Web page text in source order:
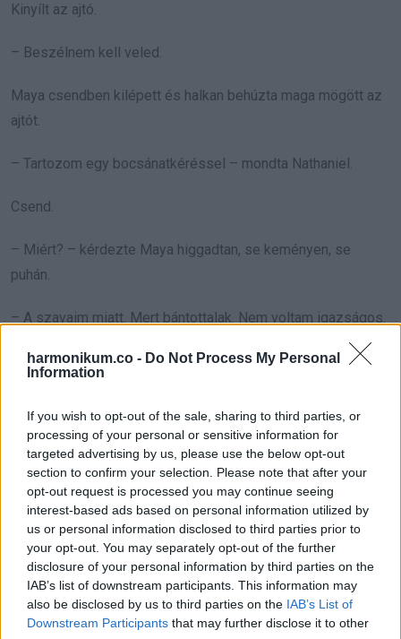
harmonikum.co - Do Not Process My Personal
Information
If you wish to opt-out of the sale, sharing to third parties, or
processing of your personal or sensitive information for
targeted advertising by us, please use the below opt-out
section to confirm your selection. Please note that after your
opt-out request is processed you may continue seeing
interest-based ads based on personal information utilized by
us or personal information disclosed to third parties prior to
your opt-out. You may separately opt-out of the further
disclosure of your personal information by third parties on the
IAB’s list of downstream participants. This information may
also be disclosed by us to third parties on the IAB’s List of
Downstream Participants that may further disclose it to other
Kinyílt az ajtó.
– Beszélnem kell veled.
Maya csendben kilépett és halkan behúzta maga mögött az
ajtót.
– Tartozom egy bocsánatkéréssel – mondta Nathaniel.
Csend.
– Miért? – kérdezte Maya higgadtan, se keményen, se
puhán.
– A szavaim miatt. Mert bántottalak. Nem voltam igazságos.
– Lily érzi az igazat.
neki.